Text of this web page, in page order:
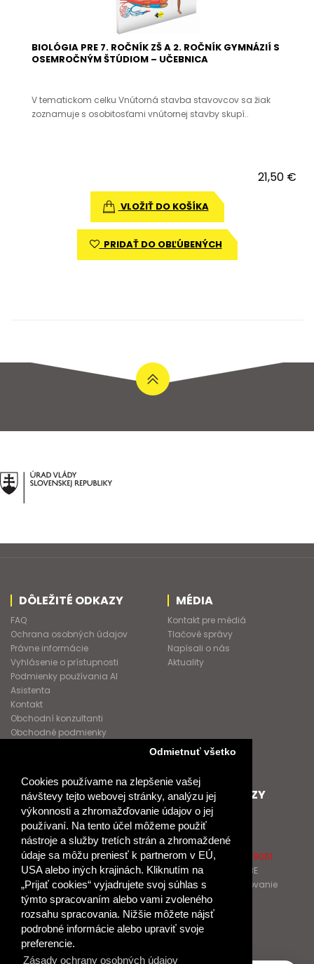
Cookies používame na zlepšenie vašej
návštevy tejto webovej stránky, analýzu jej
výkonnosti a zhromažďovanie údajov o jej
používaní. Na tento účel môžeme použiť
nástroje a služby tretích strán a zhromaždené
údaje sa môžu preniesť k partnerom v EÚ,
USA alebo iných krajinách. Kliknutím na
„Prijať cookies“ vyjadrujete svoj súhlas s
týmto spracovaním alebo vami zvoleného
rozsahu spracovania. Nižšie môžete nájsť
podrobné informácie alebo upraviť svoje
preferencie.
Zásady ochrany osobných údajov
Odmietnuť všetko
BIOLÓGIA PRE 7. ROČNÍK ZŠ A 2. ROČNÍK GYMNÁZIÍ S
OSEMROČNÝM ŠTÚDIOM – UČEBNICA
V tematickom celku Vnútorná stavba stavovcov sa žiak
zoznamuje s osobitosťami vnútornej stavby skupí..
21,50 €
VLOŽIŤ DO KOŠÍKA
PRIDAŤ DO OBĽÚBENÝCH
DÔLEŽITÉ ODKAZY
FAQ
Ochrana osobných údajov
Právne informácie
Vyhlásenie o prístupnosti
Podmienky používania AI
Asistenta
Kontakt
Obchodní konzultanti
Obchodné podmienky
MÉDIA
Kontakt pre médiá
Tlačové správy
Napísali o nás
Aktuality
SPOLUPRACUJEME
Podporujeme
Naše projekty
Spolupracujeme
Pošlite nám správu
ĎALŠIE ODKAZY
O Raabe
O Klett
Naši autori
Certifikát kvality ISO 9001
Klientska zóna RAABE
Katalógy na prelistovanie
NÁKUP
Odstúpiť od zmluvy